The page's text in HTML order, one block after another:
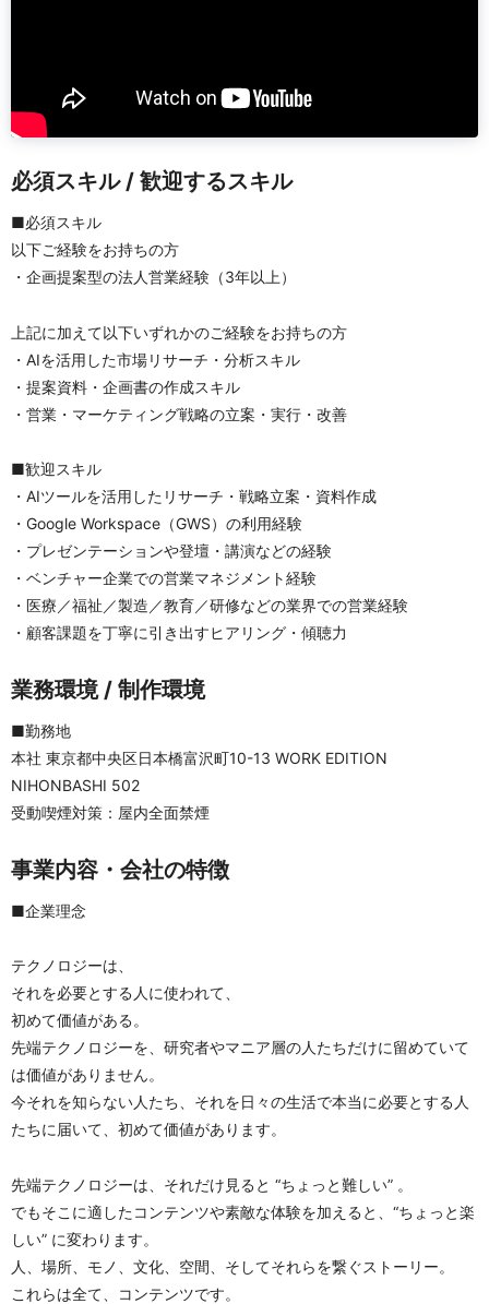
必須スキル / 歓迎するスキル
■必須スキル
以下ご経験をお持ちの方
・企画提案型の法人営業経験（3年以上）
上記に加えて以下いずれかのご経験をお持ちの方
・AIを活用した市場リサーチ・分析スキル
・提案資料・企画書の作成スキル
・営業・マーケティング戦略の立案・実行・改善
■歓迎スキル
・AIツールを活用したリサーチ・戦略立案・資料作成
・Google Workspace（GWS）の利用経験
・プレゼンテーションや登壇・講演などの経験
・ベンチャー企業での営業マネジメント経験
・医療／福祉／製造／教育／研修などの業界での営業経験
・顧客課題を丁寧に引き出すヒアリング・傾聴力
業務環境 / 制作環境
本社 東京都中央区日本橋富沢町10-13 WORK EDITION
NIHONBASHI 502
受動喫煙対策：屋内全面禁煙
事業内容・会社の特徴
■企業理念
テクノロジーは、
それを必要とする人に使われて、
初めて価値がある。
先端テクノロジーを、研究者やマニア層の人たちだけに留めていて
は価値がありません。
今それを知らない人たち、それを日々の生活で本当に必要とする人
たちに届いて、初めて価値があります。
先端テクノロジーは、それだけ見ると “ちょっと難しい” 。
でもそこに適したコンテンツや素敵な体験を加えると、“ちょっと楽
しい” に変わります。
人、場所、モノ、文化、空間、そしてそれらを繋ぐストーリー。
これらは全て、コンテンツです。